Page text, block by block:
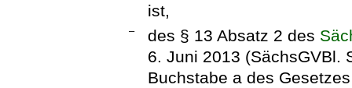
ist,
– des § 13 Absatz 2 des
6. Juni 2013 (SächsGVBl.
Buchstabe a des